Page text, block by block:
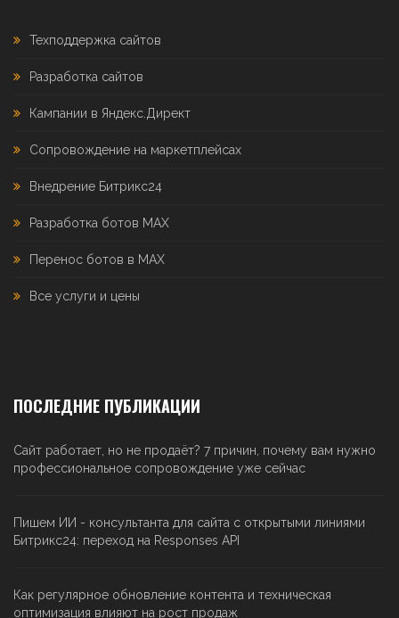
Техподдержка сайтов
Разработка сайтов
Кампании в Яндекс.Директ
Сопровождение на маркетплейсах
Внедрение Битрикс24
Разработка ботов MAX
Перенос ботов в MAX
Все услуги и цены
ПОСЛЕДНИЕ ПУБЛИКАЦИИ
Сайт работает, но не продаёт? 7 причин, почему вам нужно
профессиональное сопровождение уже сейчас
Пишем ИИ - консультанта для сайта с открытыми линиями
Битрикс24: переход на Responses API
Как регулярное обновление контента и техническая
оптимизация влияют на рост продаж